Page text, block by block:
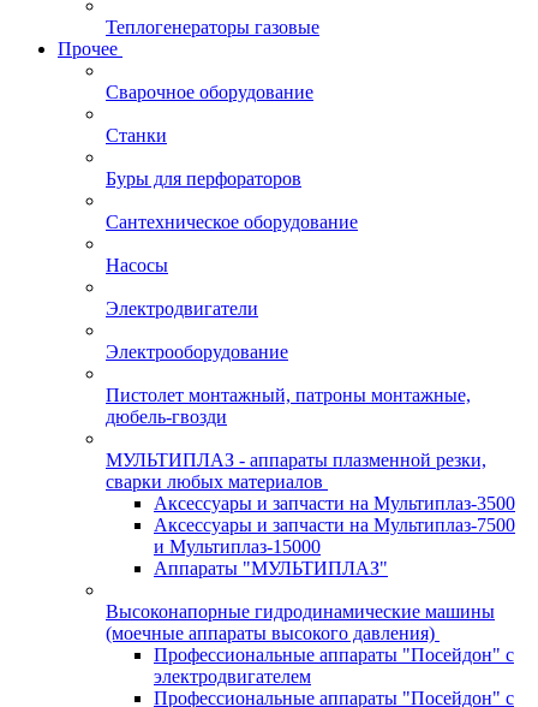
Теплогенераторы газовые
Прочее
Сварочное оборудование
Станки
Буры для перфораторов
Сантехническое оборудование
Насосы
Электродвигатели
Электрооборудование
Пистолет монтажный, патроны монтажные,
дюбель-гвозди
МУЛЬТИПЛАЗ - аппараты плазменной резки,
сварки любых материалов
Аксессуары и запчасти на Мультиплаз-3500
Аксессуары и запчасти на Мультиплаз-7500
и Мультиплаз-15000
Аппараты "МУЛЬТИПЛАЗ"
Высоконапорные гидродинамические машины
(моечные аппараты высокого давления)
Профессиональные аппараты "Посейдон" с
электродвигателем
Профессиональные аппараты "Посейдон" с